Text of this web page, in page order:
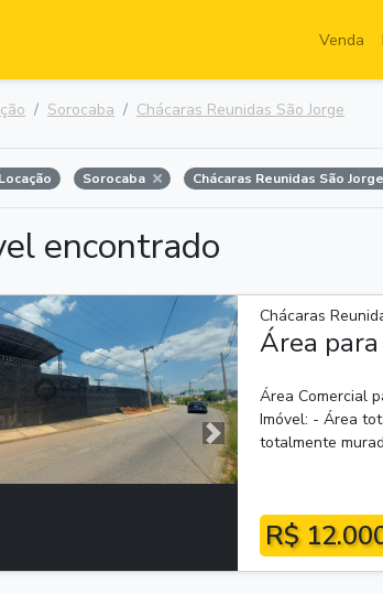
Venda
Sorocaba Chácaras Reunidas São Jorge
Locação Sorocaba Chácaras Reunidas São Jorge
encontrado
Próxima
Chácaras
Área para
Área Comercial
Imóvel: - Área
totalmente
R$